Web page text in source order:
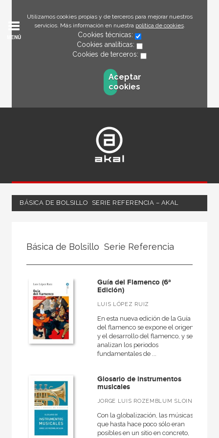
Utilizamos cookies propias y de terceros para mejorar nuestros
servicios. Más información en nuestra política de cookies.
Cookies técnicas:
Cookies analíticas:
Cookies de terceros:
Aceptar
cookies
MENÚ
BÁSICA DE BOLSILLO  SERIE REFERENCIA – AKAL
Ciencias humanas y sociales
MATERIAS
Cine
Psicología
Pedagogía
Comunicación
Geografía
Arquitectura
Religión
Básica de Bolsillo  Serie Referencia
Guía del Flamenco (6ª
Edición)
LUIS LÓPEZ RUIZ
En esta nueva edición de la Guía
del flamenco se expone el origen
y el desarrollo del flamenco, y se
analizan los periodos
fundamentales de ...
Glosario de instrumentos
musicales
JORGE LUIS ROZEMBLUM SLOIN
Con la globalización, las músicas
que hasta hace poco sólo eran
posibles en un sitio en concreto,